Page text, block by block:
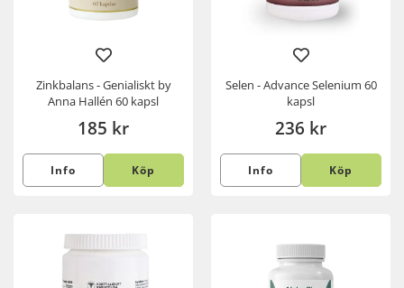
Zinkbalans - Genialiskt by
Anna Hallén 60 kapsl
185 kr
Info Köp
Selen - Advance Selenium 60
kapsl
236 kr
Info Köp